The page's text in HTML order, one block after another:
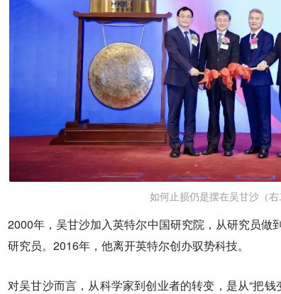
如何止损仍是摆在吴甘沙（右
2000年，吴甘沙加入英特尔中国研究院，从研究员做
研究员。2016年，他离开英特尔创办驭势科技。
对吴甘沙而言，从科学家到创业者的转变，是从“把